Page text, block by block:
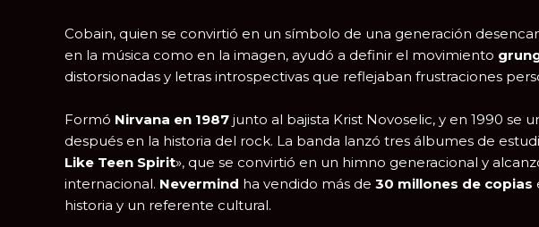
Cobain, quien se convirtió en un símbolo de una generación
en la música como en la imagen, ayudó a definir el movimiento
distorsionadas y letras introspectivas que reflejaban frustraciones
Formó Nirvana en 1987 junto al bajista Krist Novoselic, y en 1990 se
después en la historia del rock. La banda lanzó tres álbumes de
Like Teen Spirit», que se convirtió en un himno generacional y
internacional. Nevermind ha vendido más de 30 millones de copias
historia y un referente cultural.